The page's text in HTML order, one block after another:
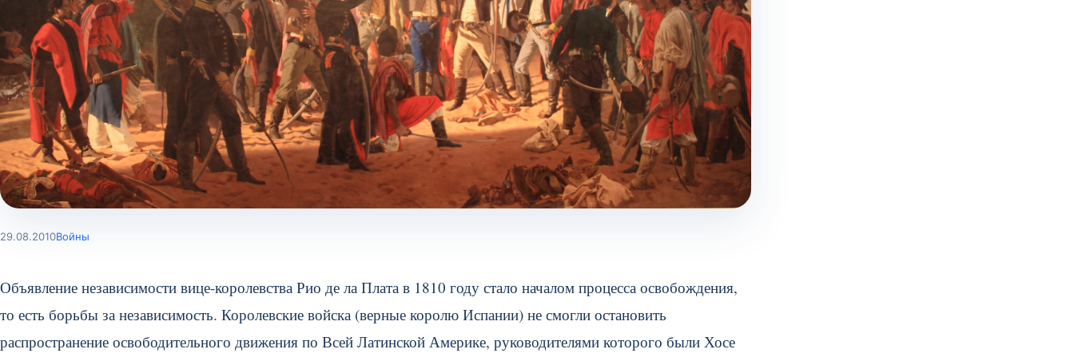
29.08.2010Войны
Объявление независимости вице-королевства Рио де ла Плата в 1810 году стало началом процесса освобождения,
то есть борьбы за независимость. Королевские войска (верные королю Испании) не смогли остановить
распространение освободительного движения по Всей Латинской Америке, руководителями которого были Хосе